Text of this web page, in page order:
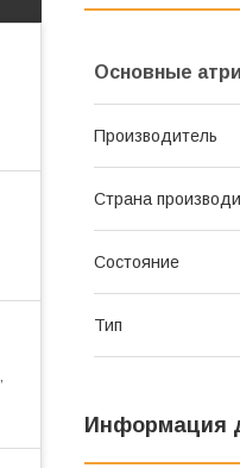
Основные
Производитель
Страна
Состояние
Тип
Информация